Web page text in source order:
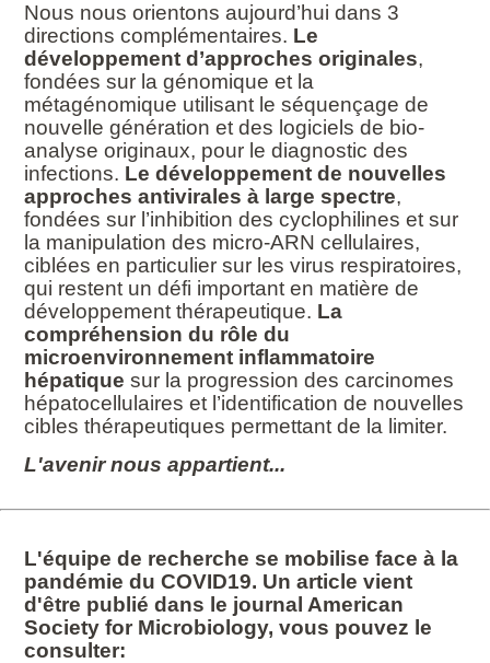
Nous nous orientons aujourd’hui dans 3
directions complémentaires. Le
développement d’approches originales,
fondées sur la génomique et la
métagénomique utilisant le séquençage de
nouvelle génération et des logiciels de bio-
analyse originaux, pour le diagnostic des
infections. Le développement de nouvelles
approches antivirales à large spectre,
fondées sur l’inhibition des cyclophilines et sur
la manipulation des micro-ARN cellulaires,
ciblées en particulier sur les virus respiratoires,
qui restent un défi important en matière de
développement thérapeutique. La
compréhension du rôle du
microenvironnement inflammatoire
hépatique sur la progression des carcinomes
hépatocellulaires et l’identification de nouvelles
cibles thérapeutiques permettant de la limiter.
L'avenir nous appartient...
L'équipe de recherche se mobilise face à la
pandémie du COVID19. Un article vient
d'être publié dans le journal American
Society for Microbiology, vous pouvez le
consulter: